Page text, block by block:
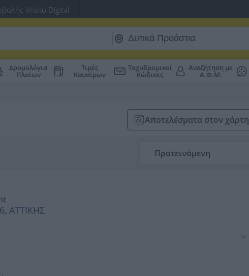
Vrisko Digital
Δρομολόγια
Πλοίων
Τιμές
Καυσίμων
Ταχυδρομικοί
Κώδικες
Αναζήτηση με
Α.Φ.Μ.
Αποτελέσματα στον χάρτη
Προτεινόμενη
ΑΤΤΙΚΗΣ